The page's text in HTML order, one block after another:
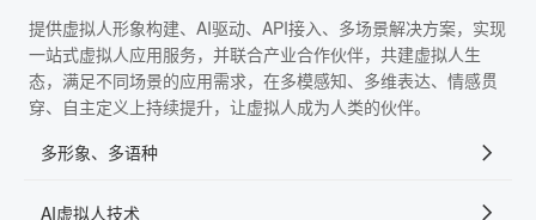
提供虚拟人形象构建、AI驱动、API接入、多场景解决方案，实现
一站式虚拟人应用服务，并联合产业合作伙伴，共建虚拟人生
态，满足不同场景的应用需求，在多模感知、多维表达、情感贯
穿、自主定义上持续提升，让虚拟人成为人类的伙伴。
多形象、多语种
AI虚拟人技术